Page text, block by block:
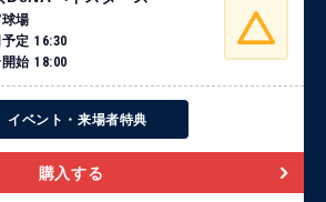
場
予定 16:30
始 18:00
イベント・来場者特典
購入する